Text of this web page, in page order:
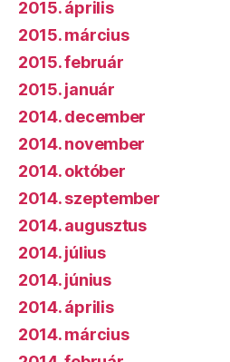
2015. április
2015. március
2015. február
2015. január
2014. december
2014. november
2014. október
2014. szeptember
2014. augusztus
2014. július
2014. június
2014. április
2014. március